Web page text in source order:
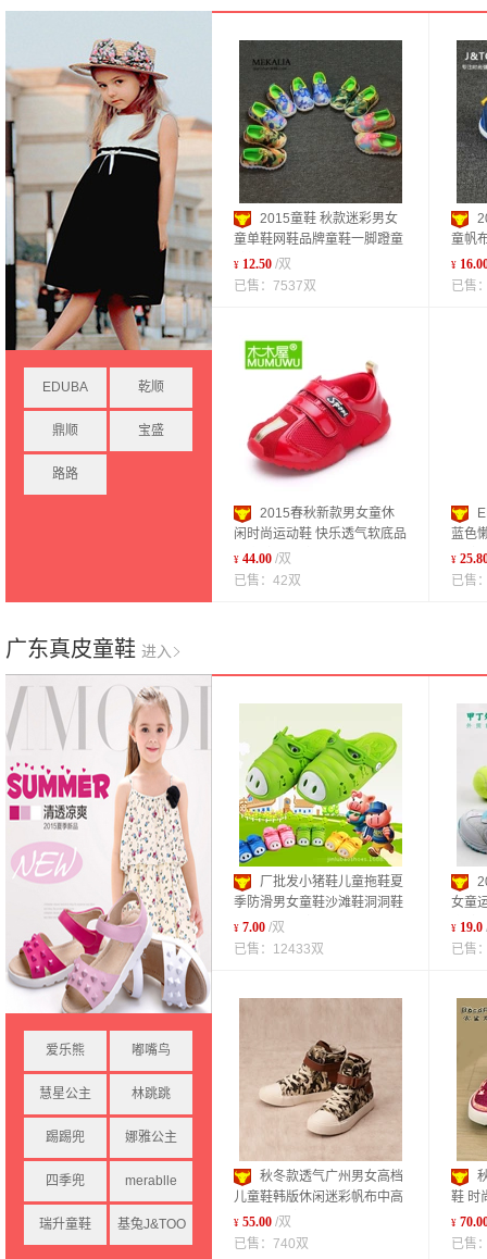
EDUBA 乾顺
鼎顺 宝盛
路路
2015童鞋 秋款迷彩男女
童单鞋网鞋品牌童鞋一脚蹬童
鞋批发
¥ 12.50 /双
已售：7537双
童帆
厂家
¥
已售
2015春秋新款男女童休
闲时尚运动鞋 快乐透气软底品
牌童鞋运动鞋
¥ 44.00 /双
已售：42双
蓝色
单鞋
¥
已售
广东真皮童鞋 进入
爱乐熊 嘟嘴鸟
慧星公主 林跳跳
踢踢兜 娜雅公主
四季兜 merablle
瑞升童鞋 基兔J&TOO
厂批发小猪鞋儿童拖鞋夏
季防滑男女童鞋沙滩鞋洞洞鞋
可爱宝宝拖鞋
¥ 7.00 /双
已售：12433双
女童
童鞋
¥ 19.0
已售
秋冬款透气广州男女高档
儿童鞋韩版休闲迷彩帆布中高
帮时尚童鞋
¥ 55.00 /双
已售：740双
鞋 时
销秋
¥
已售